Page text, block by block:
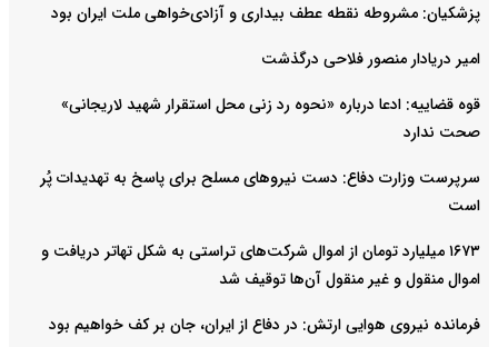
پزشکیان: مشروطه نقطه عطف بیداری و آزادی‌خواهی ملت ایران بود
امیر دریادار منصور فلاحی درگذشت
قوه قضاییه: ادعا درباره «نحوه رد زنی محل استقرار شهید لاریجانی»
صحت ندارد
سرپرست وزارت دفاع: دست نیروهای مسلح برای پاسخ به تهدیدات پُر
است
۱۶۷۳ میلیارد تومان از اموال شرکت‌های تراستی به شکل تهاتر دریافت و
اموال منقول و غیر منقول آن‌ها توقیف شد
فرمانده نیروی هوایی ارتش: در دفاع از ایران، جان بر کف خواهیم بود